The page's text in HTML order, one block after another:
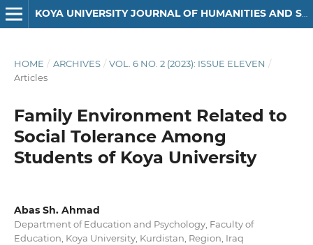
KOYA UNIVERSITY JOURNAL OF HUMANITIES AND SOCIAL SCIENCES
HOME / ARCHIVES / VOL. 6 NO. 2 (2023): ISSUE ELEVEN /
Articles
Family Environment Related to
Social Tolerance Among
Students of Koya University
Abas Sh. Ahmad
Department of Education and Psychology, Faculty of
Education, Koya University, Kurdistan, Region, Iraq